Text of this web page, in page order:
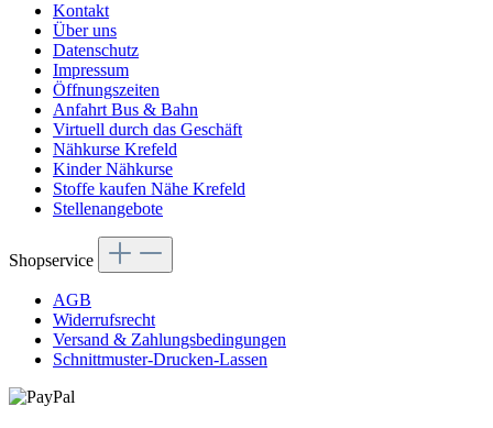
Kontakt
Über uns
Datenschutz
Impressum
Öffnungszeiten
Anfahrt Bus & Bahn
Virtuell durch das Geschäft
Nähkurse Krefeld
Kinder Nähkurse
Stoffe kaufen Nähe Krefeld
Stellenangebote
Shopservice
AGB
Widerrufsrecht
Versand & Zahlungsbedingungen
Schnittmuster-Drucken-Lassen